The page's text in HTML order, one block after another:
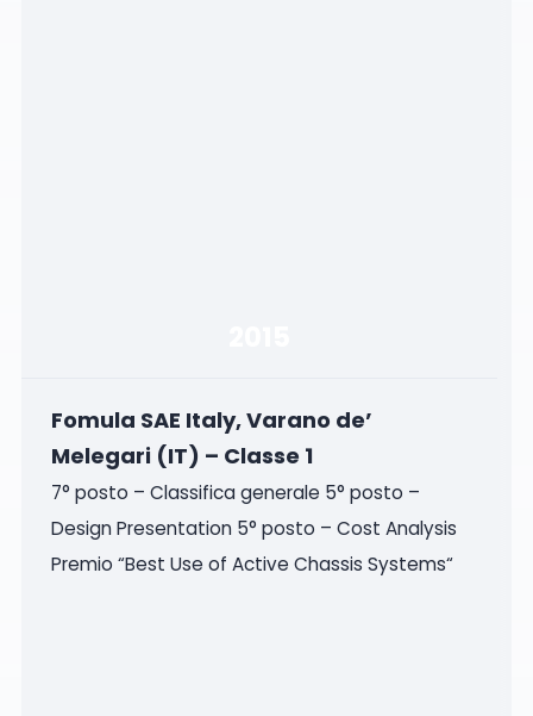
Fomula SAE Italy, Varano de’
Melegari (IT) – Classe 1
7° posto – Classifica generale 5° posto –
Design Presentation 5° posto – Cost Analysis
Premio “Best Use of Active Chassis Systems“